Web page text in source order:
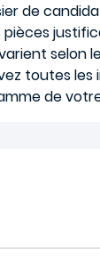
de
selon
toutes les
de